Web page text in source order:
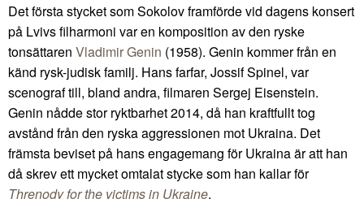
Det första stycket som Sokolov framförde vid dagens konsert
på Lvivs filharmoni var en komposition av den ryske
tonsättaren Vladimir Genin (1958). Genin kommer från en
känd rysk-judisk familj. Hans farfar, Jossif Spinel, var
scenograf till, bland andra, filmaren Sergej Eisenstein.
Genin nådde stor ryktbarhet 2014, då han kraftfullt tog
avstånd från den ryska aggressionen mot Ukraina. Det
främsta beviset på hans engagemang för Ukraina är att han
då skrev ett mycket omtalat stycke som han kallar för
Threnody for the victims in Ukraine.